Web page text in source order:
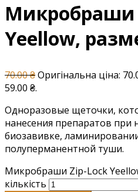
Микробраши
Yeellow,
70.00₴Оригінальна ціна:
59.00 ₴.
Одноразовые щеточки,
нанесения препаратов при
биозавивке,
полуперманентной туши.
Микробраши Zip-Lock
кількість